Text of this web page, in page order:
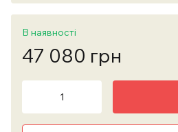
В наявності
47 080 грн